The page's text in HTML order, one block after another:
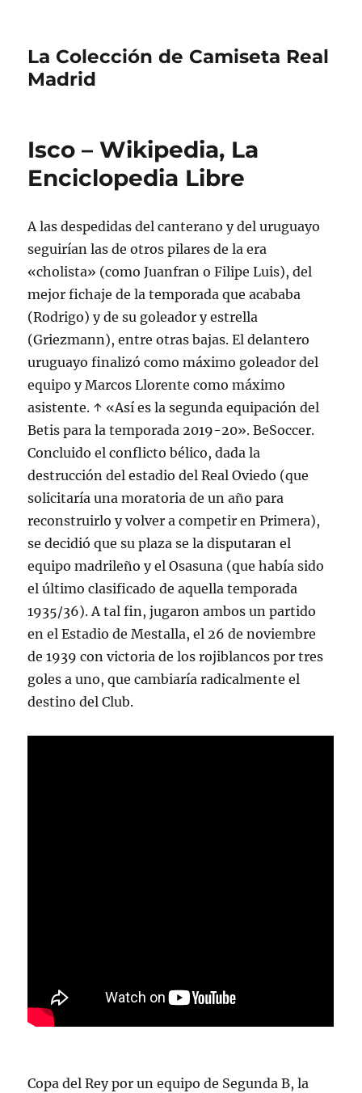
La Colección de Camiseta Real
Madrid
Isco – Wikipedia, La
Enciclopedia Libre
A las despedidas del canterano y del uruguayo
seguirían las de otros pilares de la era
«cholista» (como Juanfran o Filipe Luis), del
mejor fichaje de la temporada que acababa
(Rodrigo) y de su goleador y estrella
(Griezmann), entre otras bajas. El delantero
uruguayo finalizó como máximo goleador del
equipo y Marcos Llorente como máximo
asistente. ↑ «Así es la segunda equipación del
Betis para la temporada 2019-20». BeSoccer.
Concluido el conflicto bélico, dada la
destrucción del estadio del Real Oviedo (que
solicitaría una moratoria de un año para
reconstruirlo y volver a competir en Primera),
se decidió que su plaza se la disputaran el
equipo madrileño y el Osasuna (que había sido
el último clasificado de aquella temporada
1935/36). A tal fin, jugaron ambos un partido
en el Estadio de Mestalla, el 26 de noviembre
de 1939 con victoria de los rojiblancos por tres
goles a uno, que cambiaría radicalmente el
destino del Club.
Copa del Rey por un equipo de Segunda B, la